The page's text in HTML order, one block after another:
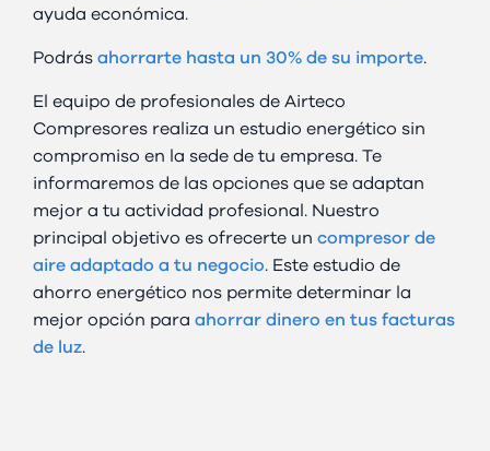
ayuda económica.
Podrás ahorrarte hasta un 30% de su importe.
El equipo de profesionales de Airteco
Compresores realiza un estudio energético sin
compromiso en la sede de tu empresa. Te
informaremos de las opciones que se adaptan
mejor a tu actividad profesional. Nuestro
principal objetivo es ofrecerte un compresor de
aire adaptado a tu negocio. Este estudio de
ahorro energético nos permite determinar la
mejor opción para ahorrar dinero en tus facturas
de luz.